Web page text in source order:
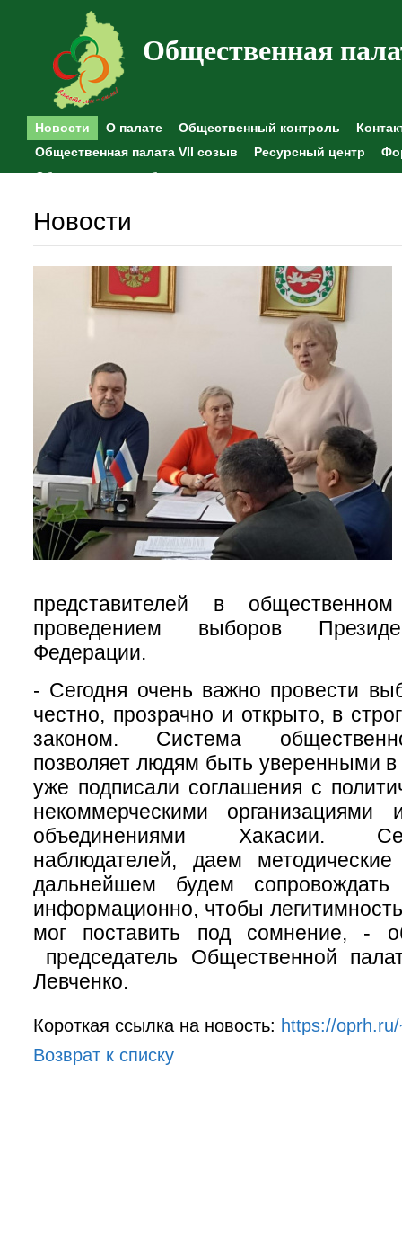
Общественная
Новости О палате Общественный контроль
Общественная палата VII созыв
Ресурсный центр
Общественные наблюдения
Новости
представителей в
проведением выборов
Федерации.
- Сегодня очень важно провести
честно, прозрачно и открыто, в
законом. Система
позволяет людям быть уверенными
уже подписали соглашения с
некоммерческими
объединениями Хакасии.
наблюдателей, даем
дальнейшем будем сопровождать
информационно, чтобы
мог поставить под сомнение, -
председатель Общественной
Левченко.
Короткая ссылка на новость: https://
Возврат к списку